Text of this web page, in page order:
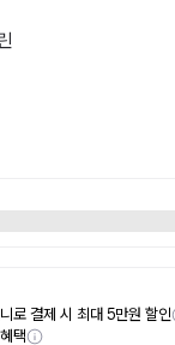
로 결제 시 최대 5만원 할인
택